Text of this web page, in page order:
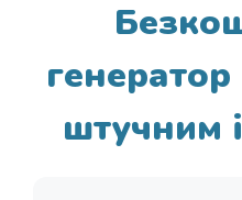
генератор
штучним